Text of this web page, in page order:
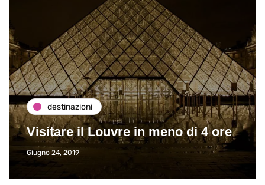
destinazioni
Visitare il Louvre in meno di 4 ore
Giugno 24, 2019